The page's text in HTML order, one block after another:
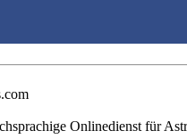
Onlinedienst für